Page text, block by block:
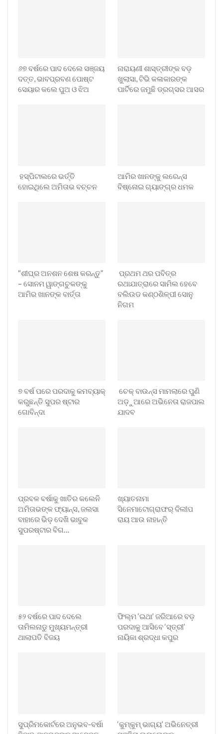
୬୭ ବର୍ଷରେ ପାଦ ଦେଲେ ସଞ୍ଜୟ
ଦତ୍ତ, ଭାବପ୍ରବଣ ପୋଷ୍ଟ
ସେୟାର କଲେ ପୁଅ ଓ ଝିଅ
ନାରାୟଣୀ ଶାସ୍ତ୍ରୀଙ୍କ ବଡ଼
ଖୁଲାସା, ଟିଭି କଳାକାରଙ୍କ
ପାର୍ଟିରେ ଜମୁଛି ଡ୍ରଗ୍ସର ଆସର
ହସ୍ପିଟାଲରେ ଭର୍ତ୍ତି
ହୋଇଥିଲେ ଅମିତାଭ ବଚ୍ଚନ
ଆମିର ଖାନଙ୍କୁ ଲରେନ୍ସ
ବିଷ୍ନୋଇ ଗ୍ୟାଙ୍ଗ୍‌ର ଧମକ
“ଶୀଘ୍ର ଅନଶନ ଶେଷ କରନ୍ତୁ”
– ସୋନମ ୱାଙ୍ଗଚୁକଙ୍କୁ
ଆମିର ଖାନଙ୍କ ବାର୍ତ୍ତା
ପ୍ରଥମ ଥର ପବିତ୍ର
ରଥାଯାତ୍ରାରେ ସାମିଲ ହେବେ
ବଲିଉଡ କଣ୍ଠଶିଳ୍ପୀ ସୋନୁ
ନିଗମ
୭ ବର୍ଷ ପରେ ପରଦାକୁ କମବ୍ୟାକ୍
କରୁଛନ୍ତି ସୁପର ଷ୍ଟାର
ଗୋବିନ୍ଦା
ଚେକ୍ ବାଉନ୍ସ ମାମଲାରେ ପୁଣି
ଅଡ଼ୁଆରେ ଅଭିନେତା ରାଜପାଲ
ଯାଦବ
ପ୍ରବଳ ବର୍ଷାକୁ ଖାତିର କଲେନି
ଅମିତାଭଙ୍କ ଫ୍ୟାନ୍ସ, ଜଲସା
ବାହାରେ ଭିଡ଼ ଦେଖି ଭାବୁକ
ସୁପରଷ୍ଟାର ବିଗ…
ଖ୍ୟାତନାମା
ସିନେମାଟୋଗ୍ରାଫର୍ ଦିଲୀପ
ରାୟ ଆଉ ନାହାନ୍ତି
୫୨ ବର୍ଷରେ ପାଦ ଦେଲେ
ତାମିଲନାଡୁ ମୁଖ୍ୟମନ୍ତ୍ରୀ
ଥାଲାପତି ବିଜୟ
ଫିଲ୍ମ ‘ଇଥା’ ଜରିଆରେ ବଡ଼
ପରଦାକୁ ଆସିବେ ‘ସ୍ତ୍ରୀ’
ନାୟିକା ଶ୍ରଦ୍ଧା କପୁର
ସୁପ୍ରିମକୋର୍ଟରେ ଅନୁଭବ-ବର୍ଷା
‘କୁମ୍‌କୁମ୍‌ ଭାଗ୍ୟ’ ଅଭିନେତ୍ରୀ